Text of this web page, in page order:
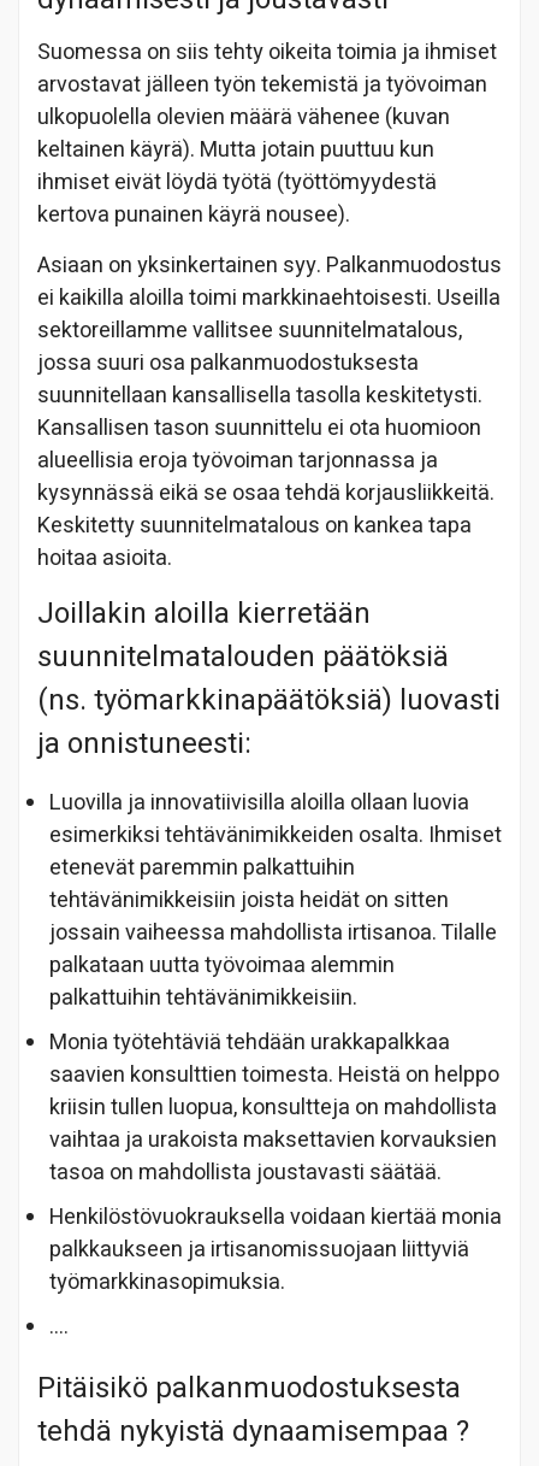
Suomessa on siis tehty oikeita toimia ja ihmiset
arvostavat jälleen työn tekemistä ja työvoiman
ulkopuolella olevien määrä vähenee (kuvan
keltainen käyrä). Mutta jotain puuttuu kun
ihmiset eivät löydä työtä (työttömyydestä
kertova punainen käyrä nousee).
Asiaan on yksinkertainen syy. Palkanmuodostus
ei kaikilla aloilla toimi markkinaehtoisesti. Useilla
sektoreillamme vallitsee suunnitelmatalous,
jossa suuri osa palkanmuodostuksesta
suunnitellaan kansallisella tasolla keskitetysti.
Kansallisen tason suunnittelu ei ota huomioon
alueellisia eroja työvoiman tarjonnassa ja
kysynnässä eikä se osaa tehdä korjausliikkeitä.
Keskitetty suunnitelmatalous on kankea tapa
hoitaa asioita.
Joillakin aloilla kierretään
suunnitelmatalouden päätöksiä
(ns. työmarkkinapäätöksiä) luovasti
ja onnistuneesti:
Luovilla ja innovatiivisilla aloilla ollaan luovia
esimerkiksi tehtävänimikkeiden osalta. Ihmiset
etenevät paremmin palkattuihin
tehtävänimikkeisiin joista heidät on sitten
jossain vaiheessa mahdollista irtisanoa. Tilalle
palkataan uutta työvoimaa alemmin
palkattuihin tehtävänimikkeisiin.
Monia työtehtäviä tehdään urakkapalkkaa
saavien konsulttien toimesta. Heistä on helppo
kriisin tullen luopua, konsultteja on mahdollista
vaihtaa ja urakoista maksettavien korvauksien
tasoa on mahdollista joustavasti säätää.
Henkilöstövuokrauksella voidaan kiertää monia
palkkaukseen ja irtisanomissuojaan liittyviä
työmarkkinasopimuksia.
….
Pitäisikö palkanmuodostuksesta
tehdä nykyistä dynaamisempaa ?